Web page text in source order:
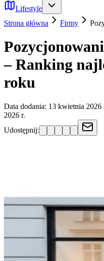
Lifestyle
Strona główna
Firmy
– Ranking
roku
Data dodania: 13 kwietnia 2026
2026 r.
Udostępnij: